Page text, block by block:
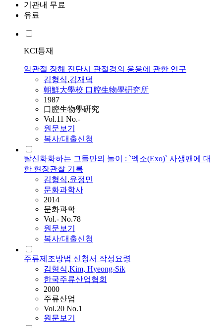
기관내 무료
유료
KCI등재
악관절 장해 진단시 관절경의 응용에 관한 연구
김형식,김재덕
朝鮮大學校 口腔生物學硏究所
1987
口腔生物學硏究
Vol.11 No.-
원문보기
복사/대출신청
탈신화화하는 그들만의 놀이 : `엑소(Exo)` 사생팬에 대
한 현장관찰 기록
김형식,윤정민
문화과학사
2014
문화과학
Vol.- No.78
원문보기
복사/대출신청
주류제조방법 신청서 작성요령
김형식,Kim, Hyeong-Sik
한국주류산업협회
2000
주류산업
Vol.20 No.1
원문보기